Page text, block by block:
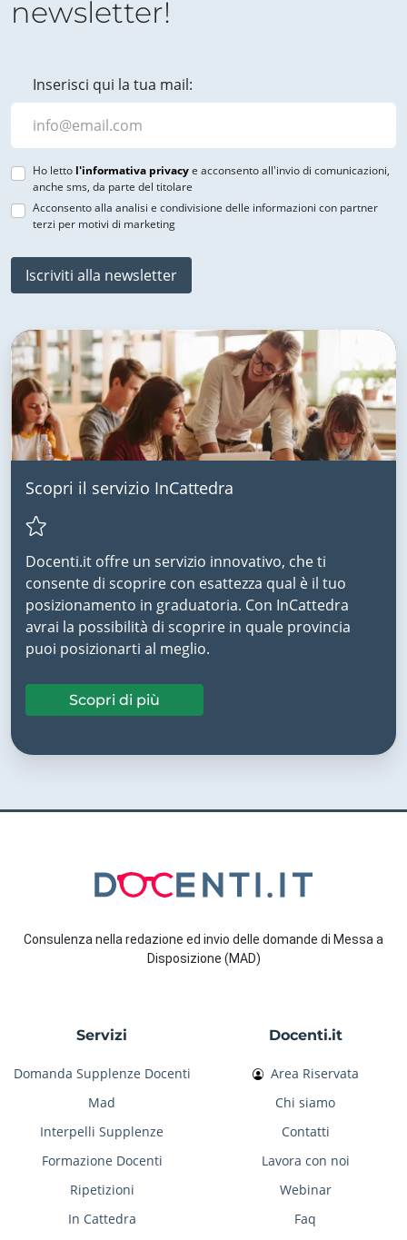
newsletter!
Inserisci qui la tua mail:
Ho letto l'informativa privacye acconsento all'invio di comunicazioni,
anche sms, da parte del titolare
Acconsento alla analisi e condivisione delle informazioni con partner
terzi per motivi di marketing
Iscriviti alla newsletter
Scopri il servizio InCattedra
Docenti.it offre un servizio innovativo, che ti
consente di scoprire con esattezza qual è il tuo
posizionamento in graduatoria. Con InCattedra
avrai la possibilità di scoprire in quale provincia
puoi posizionarti al meglio.
Scopri di più
Consulenza nella redazione ed invio delle domande di Messa a
Disposizione (MAD)
Servizi
Domanda Supplenze Docenti
Mad
Interpelli Supplenze
Formazione Docenti
Ripetizioni
In Cattedra
Docenti.it
Area Riservata
Chi siamo
Contatti
Lavora con noi
Webinar
Faq